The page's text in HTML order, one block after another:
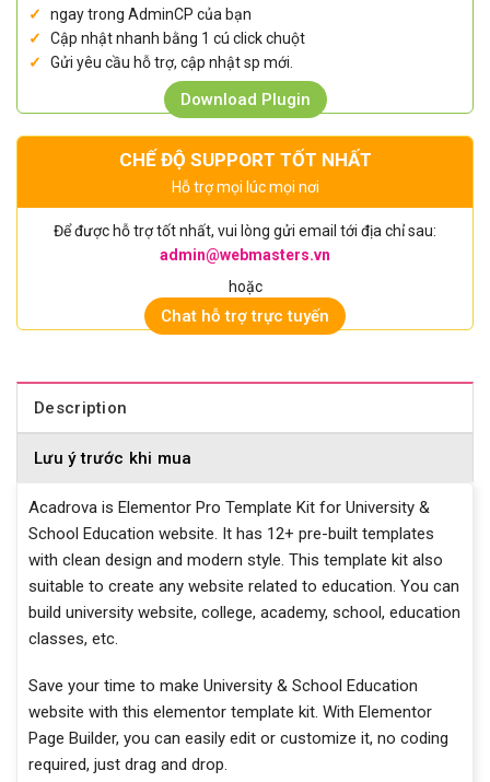
ngay trong AdminCP của bạn
Cập nhật nhanh bằng 1 cú click chuột
Gửi yêu cầu hỗ trợ, cập nhật sp mới.
Download Plugin
CHẾ ĐỘ SUPPORT TỐT NHẤT
Hỗ trợ mọi lúc mọi nơi
Để được hỗ trợ tốt nhất, vui lòng gửi email tới địa chỉ sau:
admin@webmasters.vn
hoặc
Chat hỗ trợ trực tuyến
Description
Lưu ý trước khi mua
Acadrova is Elementor Pro Template Kit for University &
School Education website. It has 12+ pre-built templates
with clean design and modern style. This template kit also
suitable to create any website related to education. You can
build university website, college, academy, school, education
classes, etc.
Save your time to make University & School Education
website with this elementor template kit. With Elementor
Page Builder, you can easily edit or customize it, no coding
required, just drag and drop.